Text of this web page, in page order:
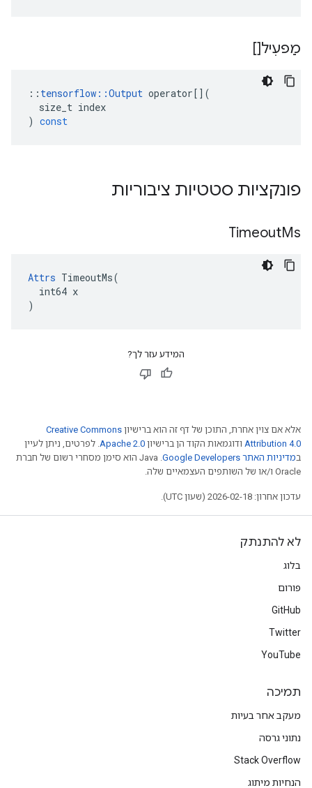
מַפעִיל[]
:: tensorflow ::Output operator[](
size_t index
) const
פונקציות סטטיות ציבוריות
TimeoutMs
Attrs TimeoutMs(
  int64 x
)
המידע עזר לך?
אלא אם צוין אחרת, התוכן של דף זה הוא ברישיון Creative Commons
Attribution 4.0 ודוגמאות הקוד הן ברישיון Apache 2.0. לפרטים, ניתן לעיין
במדיניות האתר Google Developers‏
.‏ Java הוא סימן מסחרי רשום של חברת
Oracle ו/או של השותפים העצמאיים שלה.
עדכון אחרון: 2026-02-18 (שעון UTC).
לא להתנתק
בלוג
פורום
GitHub
Twitter
YouTube
תמיכה
מעקב אחר בעיות
נתוני גרסה
Stack Overflow
הנחיות מיתוג